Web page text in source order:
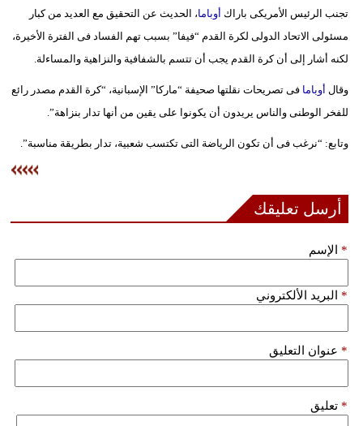
علوم
وتكنولوجيا
مدوَّنات
أبراج
سيارات
تجنب الرئيس الأمريكى باراك أوباما، الحديث عن التحقيق مع العديد من كبار
مسئولى الاتحاد الدولى لكرة القدم “فيفا” بسبب تهم الفساد فى الفترة الأخيرة،
لكنه أشار إلى أن كرة القدم يجب أن تتسم بالشفافية والنزاهية والمساءلة.
وقال أوباما فى تصريحات نقلتها صحيفة “ماركا” الإسبانية، “كرة القدم مصدر رائع
للفخر الوطنى والناس يريدون أن يكونوا على يقين من أنها تدار بنزاهة”.
وتابع: “نرغب فى أن تكون الرياضة التى تكتسب شعبية، تدار بطريقة مناسبة”.
أرسل تعليقك
الإسم *
البريد الألكتروني *
عنوان التعليق *
تعليق *